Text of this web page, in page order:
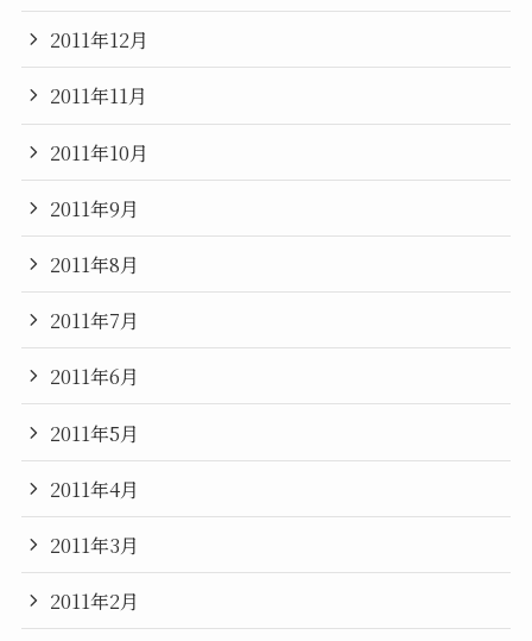
2011年12月
2011年11月
2011年10月
2011年9月
2011年8月
2011年7月
2011年6月
2011年5月
2011年4月
2011年3月
2011年2月